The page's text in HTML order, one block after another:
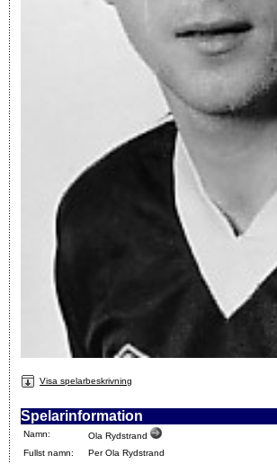
Visa spelarbeskrivning
Spelarinformation
Namn:
Ola Rydstrand
Fullst namn:
Per Ola Rydstrand